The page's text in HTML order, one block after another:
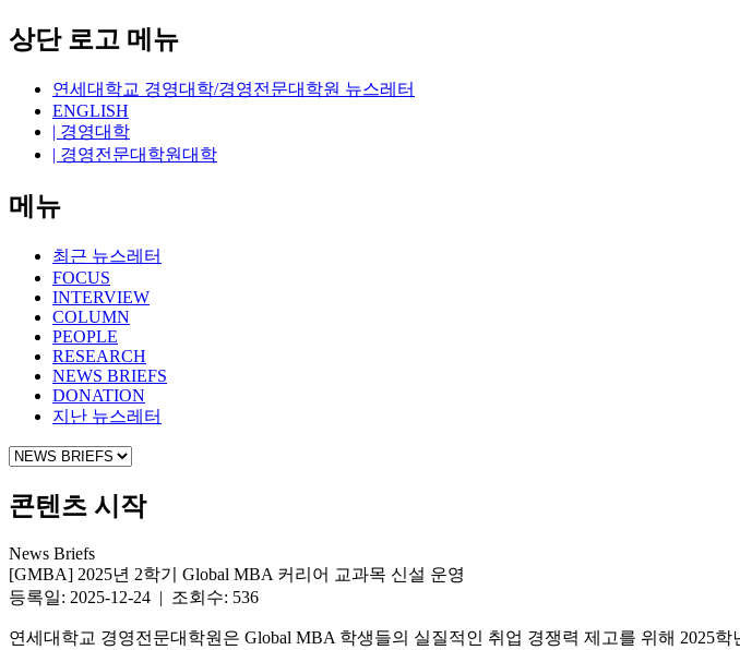
상단 로고 메뉴
연세대학교 경영대학/경영전문대학원 뉴스레터
ENGLISH
| 경영대학
| 경영전문대학원대학
메뉴
최근 뉴스레터
FOCUS
INTERVIEW
COLUMN
PEOPLE
RESEARCH
NEWS BRIEFS
DONATION
지난 뉴스레터
콘텐츠 시작
News Briefs
[GMBA] 2025년 2학기 Global MBA 커리어 교과목 신설 운영
등록일: 2025-12-24 | 조회수: 536
연세대학교 경영전문대학원은 Global MBA 학생들의 실질적인 취업 경쟁력 제고를 위해 2025학